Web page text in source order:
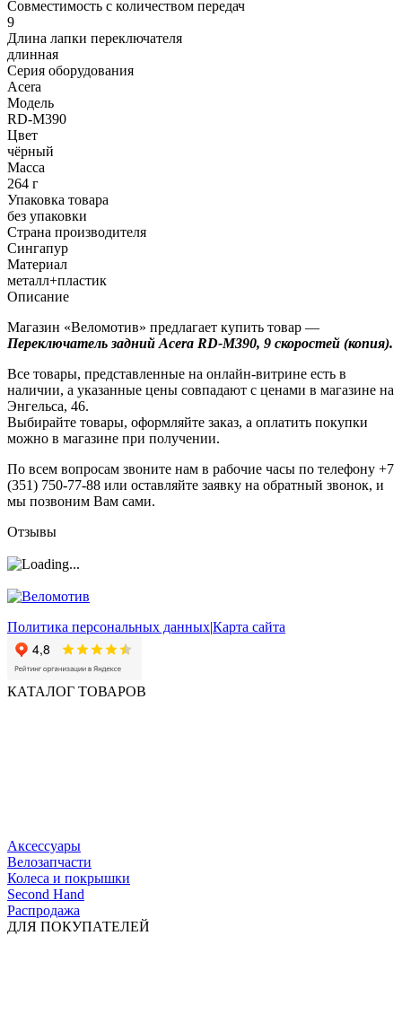
Совместимость с количеством передач
9
Длина лапки переключателя
длинная
Серия оборудования
Acera
Модель
RD-M390
Цвет
чёрный
Масса
264 г
Упаковка товара
без упаковки
Страна производителя
Сингапур
Материал
металл+пластик
Описание
Магазин «Веломотив» предлагает купить товар —
Переключатель задний Acera RD-M390, 9 скоростей (копия).
Все товары, представленные на онлайн-витрине есть в
наличии, а указанные цены совпадают с ценами в магазине на
Энгельса, 46.
Выбирайте товары, оформляйте заказ, а оплатить покупки
можно в магазине при получении.
По всем вопросам звоните нам в рабочие часы по телефону +7
(351) 750-77-88 или оставляйте заявку на обратный звонок, и
мы позвоним Вам сами.
Отзывы
Политика персональных данных|Карта сайта
КАТАЛОГ ТОВАРОВ
Аксессуары
Велозапчасти
Колеса и покрышки
Second Hand
Распродажа
ДЛЯ ПОКУПАТЕЛЕЙ